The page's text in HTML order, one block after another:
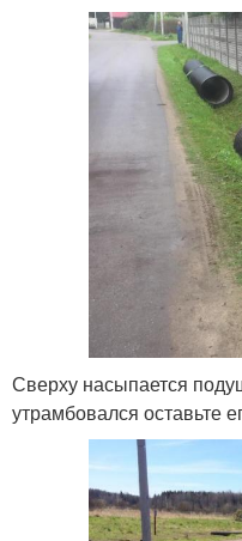
Сверху насыпается
утрамбовался оставьте